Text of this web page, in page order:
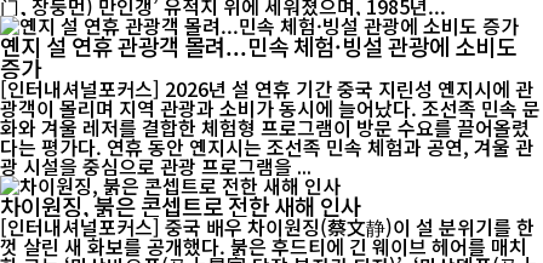
门, 장둥먼) 만인갱’ 유적지 위에 세워졌으며, 1985년...
옌지 설 연휴 관광객 몰려...민속 체험·빙설 관광에 소비도
증가
[인터내셔널포커스] 2026년 설 연휴 기간 중국 지린성 옌지시에 관
광객이 몰리며 지역 관광과 소비가 동시에 늘어났다. 조선족 민속 문
화와 겨울 레저를 결합한 체험형 프로그램이 방문 수요를 끌어올렸
다는 평가다. 연휴 동안 옌지시는 조선족 민속 체험과 공연, 겨울 관
광 시설을 중심으로 관광 프로그램을 ...
차이원징, 붉은 콘셉트로 전한 새해 인사
[인터내셔널포커스] 중국 배우 차이원징(蔡文静)이 설 분위기를 한
껏 살린 새 화보를 공개했다. 붉은 후드티에 긴 웨이브 헤어를 매치